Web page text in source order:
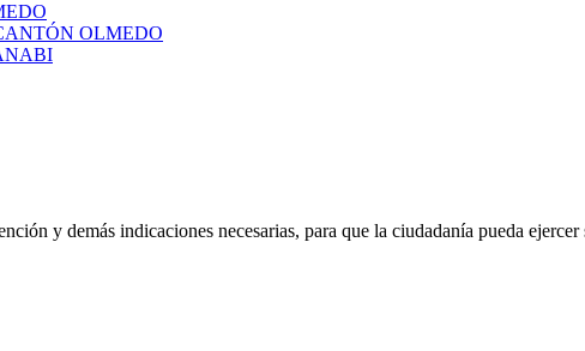
OLMEDO
y demás indicaciones necesarias, para que la ciudadanía pueda